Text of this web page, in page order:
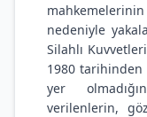
nedeniyle
Silahlı
1980 tarihinden
yer
verilenlerin,